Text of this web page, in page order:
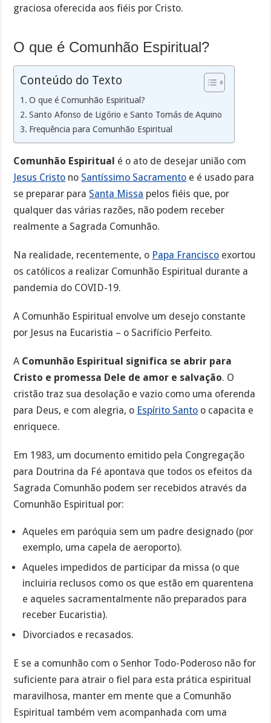
graciosa oferecida aos fiéis por Cristo.
O que é Comunhão Espiritual?
Conteúdo do Texto
O que é Comunhão Espiritual?
Santo Afonso de Ligório e Santo Tomás de Aquino
Frequência para Comunhão Espiritual
Comunhão Espiritual é o ato de desejar união com
Jesus Cristo no Santíssimo Sacramento e é usado para
se preparar para Santa Missa pelos fiéis que, por
qualquer das várias razões, não podem receber
realmente a Sagrada Comunhão.
Na realidade, recentemente, o Papa Francisco exortou
os católicos a realizar Comunhão Espiritual durante a
pandemia do COVID-19.
A Comunhão Espiritual envolve um desejo constante
por Jesus na Eucaristia – o Sacrifício Perfeito.
A Comunhão Espiritual significa se abrir para
Cristo e promessa Dele de amor e salvação. O
cristão traz sua desolação e vazio como uma oferenda
para Deus, e com alegria, o Espírito Santo o capacita e
enriquece.
Em 1983, um documento emitido pela Congregação
para Doutrina da Fé apontava que todos os efeitos da
Sagrada Comunhão podem ser recebidos através da
Comunhão Espiritual por:
Aqueles em paróquia sem um padre designado (por
exemplo, uma capela de aeroporto).
Aqueles impedidos de participar da missa (o que
incluiria reclusos como os que estão em quarentena
e aqueles sacramentalmente não preparados para
receber Eucaristia).
Divorciados e recasados.
E se a comunhão com o Senhor Todo-Poderoso não for
suficiente para atrair o fiel para esta prática espiritual
maravilhosa, manter em mente que a Comunhão
Espiritual também vem acompanhada com uma